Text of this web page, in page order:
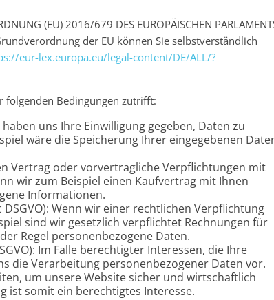
(EU) 2016/679 DES EUROPÄISCHEN
der EU können Sie selbstverständlich
eur-lex.europa.eu/legal-content/DE/ALL/?
folgenden Bedingungen zutrifft:
haben uns Ihre Einwilligung gegeben, Daten zu
wäre die Speicherung Ihrer eingegebenen
Vertrag oder vorvertragliche Verpflichtungen mit
wir zum Beispiel einen Kaufvertrag mit Ihnen
Informationen.
DSGVO): Wenn wir einer rechtlichen Verpflichtung
sind wir gesetzlich verpflichtet Rechnungen für
Regel personenbezogene Daten.
Im Falle berechtigter Interessen, die Ihre
die Verarbeitung personenbezogener Daten vor.
um unsere Website sicher und wirtschaftlich
ist somit ein berechtigtes Interesse.